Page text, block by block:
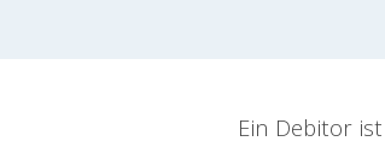
Ein Debitor